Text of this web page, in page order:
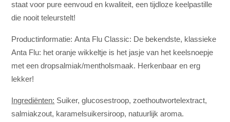
staat voor pure eenvoud en kwaliteit, een tijdloze keelpastille
die nooit teleurstelt!
Productinformatie: Anta Flu Classic: De bekendste, klassieke
Anta Flu: het oranje wikkeltje is het jasje van het keelsnoepje
met een dropsalmiak/mentholsmaak. Herkenbaar en erg
lekker!
Ingrediënten: Suiker, glucosestroop, zoethoutwortelextract,
salmiakzout, karamelsuikersiroop, natuurlijk aroma.